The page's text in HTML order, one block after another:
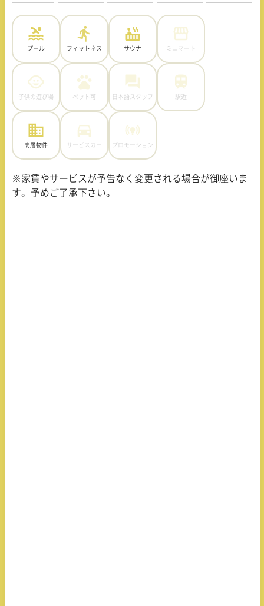
プール フィットネス サウナ ミニマート
子供の遊び場 ペット可 日本語スタッフ 駅近
高層物件 サービスカー プロモーション
※家賃やサービスが予告なく変更される場合が御座いま
す。予めご了承下さい。